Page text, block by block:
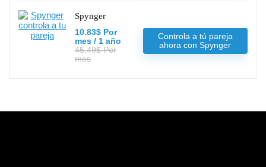
Spynger
10.83$ Por
mes / 1 año
45.49$ Por
mes
Controla a tú pareja
ahora con Spynger